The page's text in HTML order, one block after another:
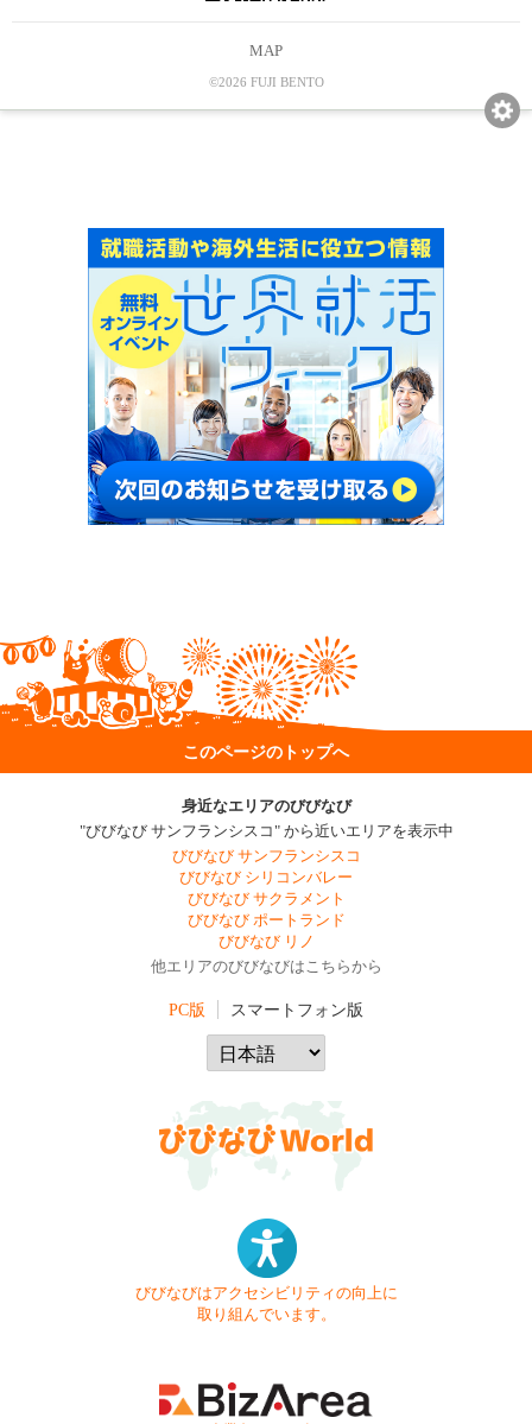
MAP
©2026 FUJI BENTO
このページのトップへ
身近なエリアのびびなび
"びびなび サンフランシスコ" から近いエリアを表示中
びびなび サンフランシスコ
びびなび シリコンバレー
びびなび サクラメント
びびなび ポートランド
びびなび リノ
他エリアのびびなびはこちらから
PC版 スマートフォン版
びびなびはアクセシビリティの向上に
取り組んでいます。